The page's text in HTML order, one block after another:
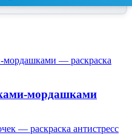
мордашками